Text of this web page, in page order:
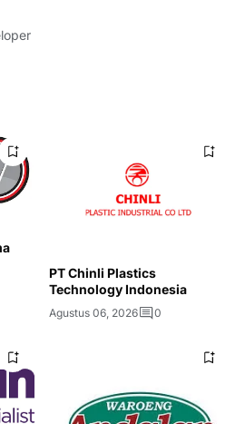
PT Chinli Plastics
Technology Indonesia
Agustus 06, 2026 0